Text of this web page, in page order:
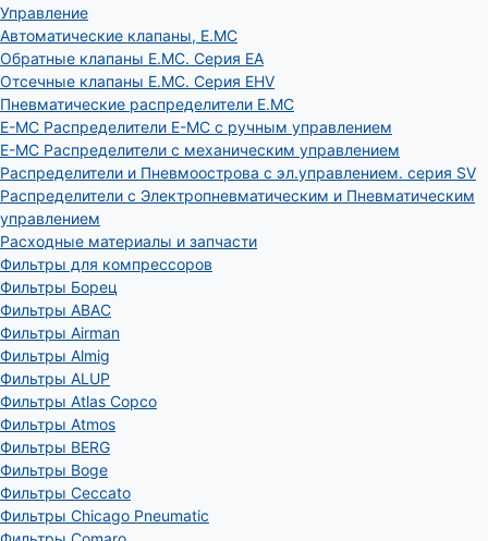
Управление
Автоматические клапаны, Е.МС
Обратные клапаны E.MC. Серия EA
Отсечные клапаны E.MC. Серия EHV
Пневматические распределители E.MC
E-MC Распределители E-MC с ручным управлением
E-MC Распределители с механическим управлением
Распределители и Пневмоострова с эл.управлением. серия SV
Распределители с Электропневматическим и Пневматическим
управлением
Расходные материалы и запчасти
Фильтры для компрессоров
Фильтры Борец
Фильтры ABAC
Фильтры Airman
Фильтры Almig
Фильтры ALUP
Фильтры Atlas Copco
Фильтры Atmos
Фильтры BERG
Фильтры Boge
Фильтры Ceccato
Фильтры Chicago Pneumatic